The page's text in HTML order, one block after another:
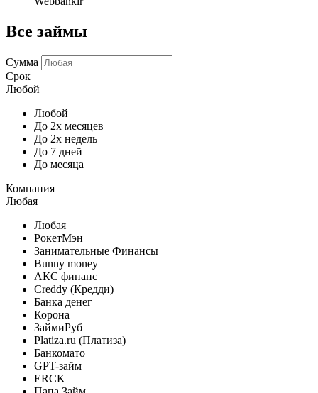
Все займы
Сумма
Срок
Любой
Любой
До 2х месяцев
До 2х недель
До 7 дней
До месяца
Компания
Любая
Любая
РокетМэн
Занимательные Финансы
Bunny money
АКС финанс
Creddy (Кредди)
Банка денег
Корона
ЗаймиРуб
Platiza.ru (Платиза)
Банкомато
GPT-займ
ERCK